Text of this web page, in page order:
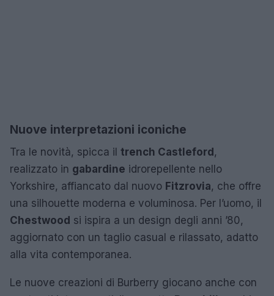
Nuove interpretazioni iconiche
Tra le novità, spicca il trench Castleford,
realizzato in gabardine idrorepellente nello
Yorkshire, affiancato dal nuovo Fitzrovia, che offre
una silhouette moderna e voluminosa. Per l’uomo, il
Chestwood si ispira a un design degli anni ’80,
aggiornato con un taglio casual e rilassato, adatto
alla vita contemporanea.
Le nuove creazioni di Burberry giocano anche con